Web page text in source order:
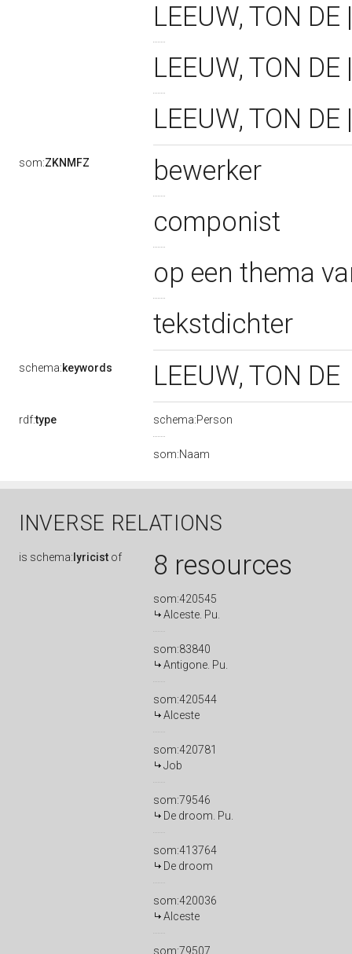
LEEUW, TON
LEEUW, TON
LEEUW, TON
som:ZKNMFZ
bewerker
componist
op een thema
tekstdichter
schema:keywords LEEUW, TON DE
rdf:type schema:Person
som:Naam
INVERSE RELATIONS
is schema: lyricist of 8 resources
som:420545
Alceste. Pu.
som:83840
Antigone. Pu.
som:420544
Alceste
som:420781
Job
som:79546
De droom. Pu.
som:413764
De droom
som:420036
Alceste
som:79507